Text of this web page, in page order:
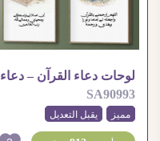
لوحات دعاء القرآن – دعاء
الصلاه
SA90993
مميز يقبل التعديل